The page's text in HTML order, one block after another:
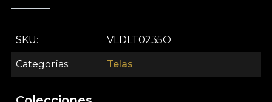
memorabil și pentru a transforma orice spațiu într-
Versatilitatea acestui material textil premium îl
recomandă atât pentru decoruri rezidențiale, cât și
pentru proiecte de amenajare sofisticate. Poți folosi
SKU VLDLT0235O
Categorías Telas